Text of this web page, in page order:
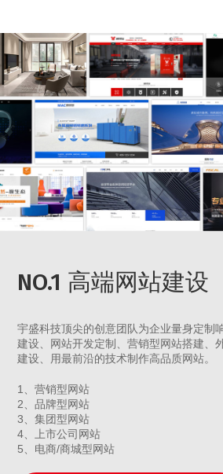
NO.1 高端网站建设
宇盛科技顶尖的创意团队为企业量身定制
建设、网站开发定制、营销型网站搭建、
建设、用最前沿的技术制作高品质网站。
1、营销型网站
2、品牌型网站
3、集团型网站
4、上市公司网站
5、电商/商城型网站